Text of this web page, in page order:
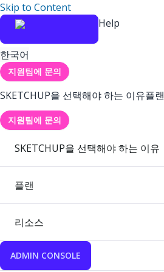
Skip to Content
Help
한국어
지원팀에 문의
SKETCHUP을 선택해야 하는 이유플랜
지원팀에 문의
SKETCHUP을 선택해야 하는 이유
플랜
리소스
ADMIN CONSOLE